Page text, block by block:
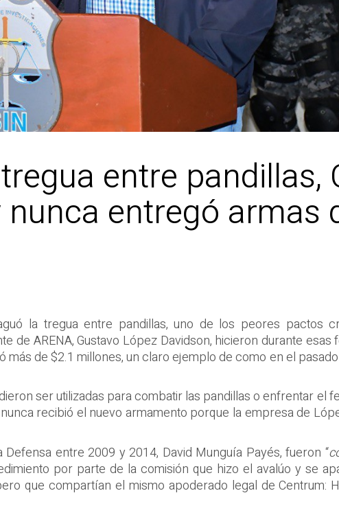
entre pandillas,
entregó armas
la tregua entre pandillas, uno de los peores pactos
de ARENA, Gustavo López Davidson, hicieron durante
de $2.1 millones, un claro ejemplo de como en el
ser utilizadas para combatir las pandillas o enfrentar el
recibió el nuevo armamento porque la empresa de
entre 2009 y 2014, David Munguía Payés, fueron “
por parte de la comisión que hizo el avalúo y se
que compartían el mismo apoderado legal de Centrum: